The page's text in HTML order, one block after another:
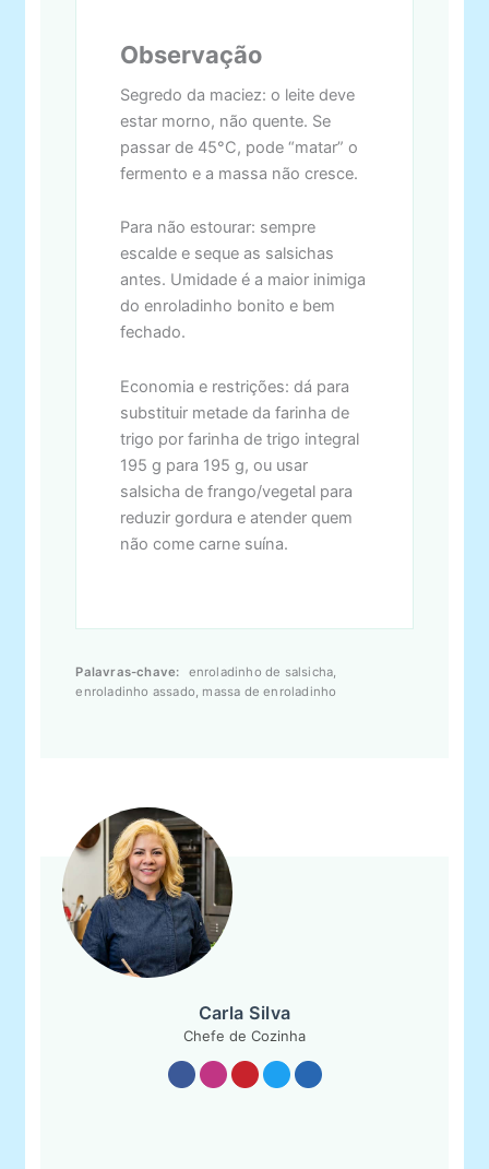
Observação
Segredo da maciez: o leite deve
estar morno, não quente. Se
passar de 45°C, pode “matar” o
fermento e a massa não cresce.
Para não estourar: sempre
escalde e seque as salsichas
antes. Umidade é a maior inimiga
do enroladinho bonito e bem
fechado.
Economia e restrições: dá para
substituir metade da farinha de
trigo por farinha de trigo integral
195 g para 195 g, ou usar
salsicha de frango/vegetal para
reduzir gordura e atender quem
não come carne suína.
Palavras-chave:
enroladinho de salsicha,
enroladinho assado, massa de enroladinho
Carla Silva
Chefe de Cozinha